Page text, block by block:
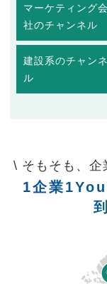
マーケティング会
社のチャンネル
建設系のチャンネ
ル
\ そもそも、企
1企業